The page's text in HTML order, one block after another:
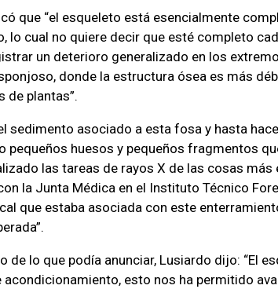
que “el esqueleto está esencialmente
lo cual no quiere decir que esté completo
un deterioro generalizado en los
donde la estructura ósea es más
de plantas”.
sedimento asociado a esta fosa y hasta
pequeños huesos y pequeños fragmentos
las tareas de rayos X de las cosas más
la Junta Médica en el Instituto Técnico
que estaba asociada con este
de lo que podía anunciar, Lusiardo dijo: “El
acondicionamiento, esto nos ha permitido